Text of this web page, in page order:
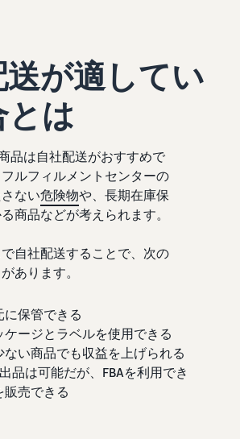
送が適してい
とは
品は自社配送がおすすめで
ルフィルメントセンターの
ない危険物や、長期在庫保
商品などが考えられます。
自社配送することで、次の
あります。
に保管できる
ケージとラベルを使用できる
ない商品でも収益を上げられる
品は可能だが、FBAを利用でき
販売できる